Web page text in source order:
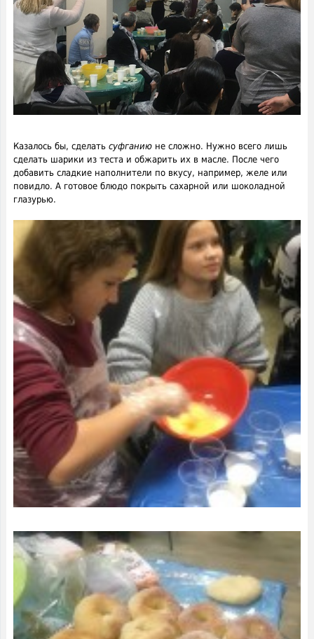
Казалось бы, сделать суфганиюне сложно. Нужно всего лишь
сделать шарики из теста и обжарить их в масле. После чего
добавить сладкие наполнители по вкусу, например, желе или
повидло. А готовое блюдо покрыть сахарной или шоколадной
глазурью.